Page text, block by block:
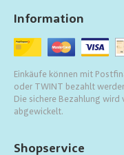
Shopservice
Information
Einkäufe können mit
oder TWINT bezahlt
Die sichere Bezahlung wird
abgewickelt.